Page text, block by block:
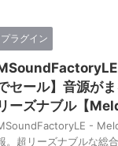
プラグイン
セール】音源が
リーズナブル【
-
。超リーズナブルな総